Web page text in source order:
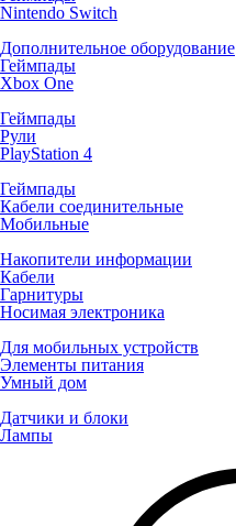
Nintendo Switch
Дополнительное оборудование
Геймпады
Xbox One
Геймпады
Рули
PlayStation 4
Геймпады
Кабели соединительные
Мобильные
Накопители информации
Кабели
Гарнитуры
Носимая электроника
Для мобильных устройств
Элементы питания
Умный дом
Датчики и блоки
Лампы